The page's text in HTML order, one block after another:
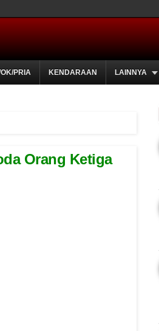
PRIA KENDARAAN LAINNYA
Orang Ketiga